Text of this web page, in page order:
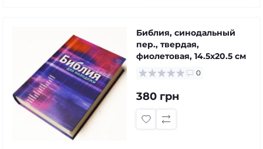
Библия, синодальный
пер., твердая,
фиолетовая, 14.5x20.5 см
0
380 грн